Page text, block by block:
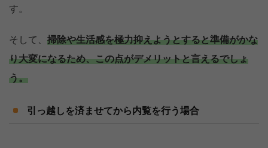
す。
そして、 掃除や生活感を極力抑えようとすると準備がかな
り大変になるため、この点がデメリットと言えるでしょ
う。
引っ越しを済ませてから内覧を行う場合